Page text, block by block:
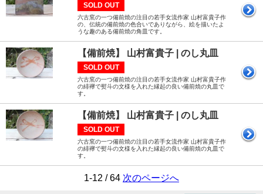
SOLD OUT
六古窯の一つ備前焼の注目の若手女流作家 山村富貴子作
の、伝統の備前焼の色合いでありながら、絵を描いたよ
うな趣のある備前焼の角皿です。
【備前焼】 山村富貴子 | のし丸皿
SOLD OUT
六古窯の一つ備前焼の注目の若手女流作家 山村富貴子作
の緋襷で熨斗の文様を入れた縁起の良い備前焼の丸皿で
す。
【備前焼】 山村富貴子 | のし丸皿
SOLD OUT
六古窯の一つ備前焼の注目の若手女流作家 山村富貴子作
の緋襷で熨斗の文様を入れた縁起の良い備前焼の丸皿で
す。
1-12 / 64 次のページへ